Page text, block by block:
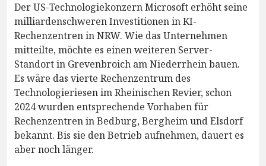
Der US-Technologiekonzern Microsoft erhöht seine
milliardenschweren Investitionen in KI-
Rechenzentren in NRW. Wie das Unternehmen
mitteilte, möchte es einen weiteren Server-
Standort in Grevenbroich am Niederrhein bauen.
Es wäre das vierte Rechenzentrum des
Technologieriesen im Rheinischen Revier, schon
2024 wurden entsprechende Vorhaben für
Rechenzentren in Bedburg, Bergheim und Elsdorf
bekannt. Bis sie den Betrieb aufnehmen, dauert es
aber noch länger.